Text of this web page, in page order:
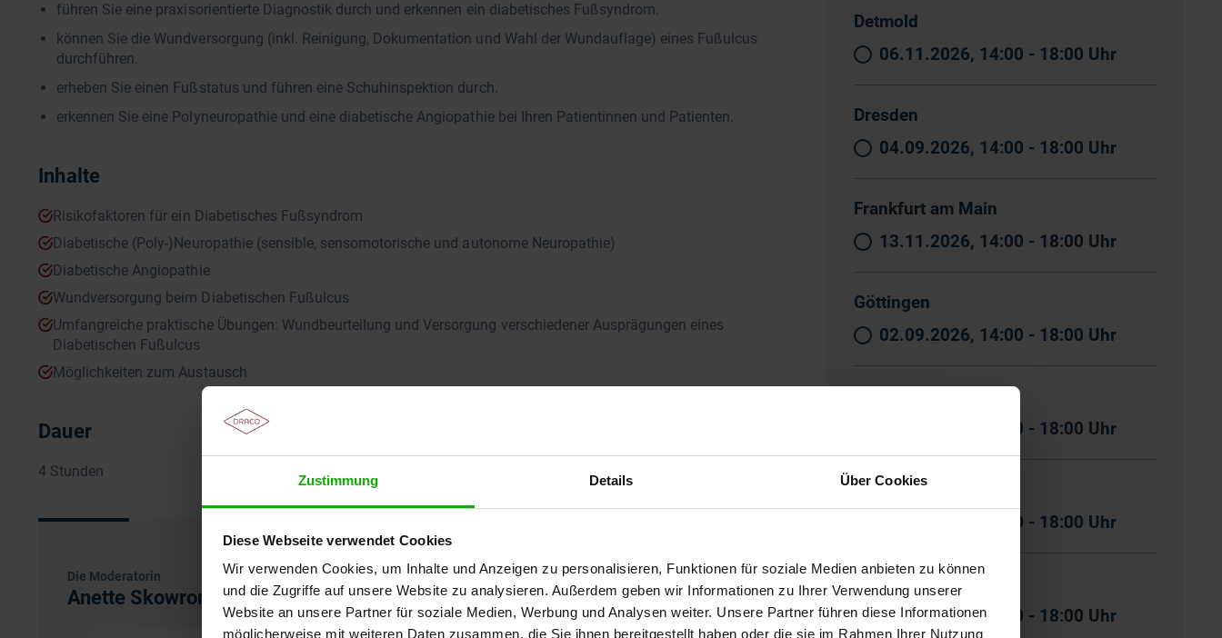
Zustimmung Details Über Cookies
Diese Webseite verwendet Cookies
Wir verwenden Cookies, um Inhalte und Anzeigen zu personalisieren, Funktionen für soziale Medien anbieten zu können
und die Zugriffe auf unsere Website zu analysieren. Außerdem geben wir Informationen zu Ihrer Verwendung unserer
Website an unsere Partner für soziale Medien, Werbung und Analysen weiter. Unsere Partner führen diese Informationen
möglicherweise mit weiteren Daten zusammen, die Sie ihnen bereitgestellt haben oder die sie im Rahmen Ihrer Nutzung
führen Sie eine praxisorientierte Diagnostik durch und erkennen ein diabetisches Fußsyndrom.
können Sie die Wundversorgung (inkl. Reinigung, Dokumentation und Wahl der Wundauflage) eines Fußulcus
durchführen.
erheben Sie einen Fußstatus und führen eine Schuhinspektion durch.
erkennen Sie eine Polyneuropathie und eine diabetische Angiopathie bei Ihren Patientinnen und Patienten.
Inhalte
Risikofaktoren für ein Diabetisches Fußsyndrom
Diabetische (Poly-)Neuropathie (sensible, sensomotorische und autonome Neuropathie)
Diabetische Angiopathie
Wundversorgung beim Diabetischen Fußulcus
Umfangreiche praktische Übungen: Wundbeurteilung und Versorgung verschiedener Ausprägungen eines
Diabetischen Fußulcus
Möglichkeiten zum Austausch
Dauer
4 Stunden
Die Moderatorin
Anette Skowronsky
Detmold
06.11.2026, 14:00 - 18:00 Uhr
Dresden
04.09.2026, 14:00 - 18:00 Uhr
Frankfurt am Main
13.11.2026, 14:00 - 18:00 Uhr
Göttingen
02.09.2026, 14:00 - 18:00 Uhr
20.11.2026, 14:00 - 18:00 Uhr
Jena
21.08.2026, 14:00 - 18:00 Uhr
Kaiserslautern
28.10.2026, 14:00 - 18:00 Uhr